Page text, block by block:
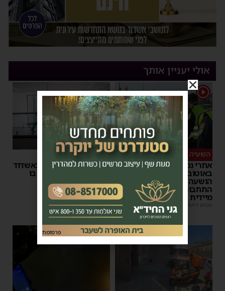
אולי יעניין אותך
1
השעיה מיידית
אחרי נסיעת האימים
באוטובוס מאשדוד: הנהג
הושעה מתפקידו – משרד
התחבורה הורה על בדיקה
מיידית
מנחם דויטש
ליבו שב לפעום
אדם התמוטט בביתו באשדוד
– כוחות ההצלה ביצעו בו
פעולות החייאה
מנחם דויטש |
17:35
1 פרסומת